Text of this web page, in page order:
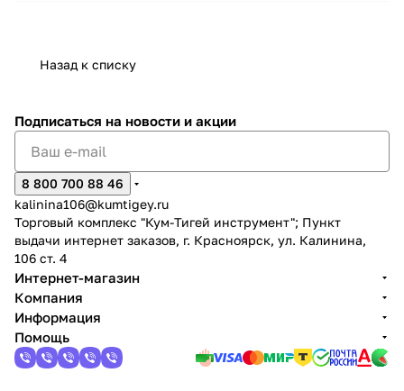
Назад к списку
Подписаться на новости и акции
8 800 700 88 46
kalinina106@kumtigey.ru
Торговый комплекс "Кум-Тигей инструмент"; Пункт
выдачи интернет заказов, г. Красноярск, ул. Калинина,
106 ст. 4
Интернет-магазин
Компания
Информация
Помощь